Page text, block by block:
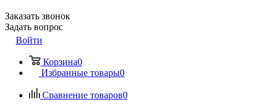
Заказать звонок
Задать вопрос
Войти
Корзина0
Избранные товары0
Сравнение товаров0